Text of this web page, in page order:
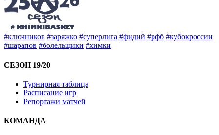
#ключников #заряжко #суперлига #фидий #рфб #кубокроссии
#шарапов #болельщики #химки
СЕЗОН 19/20
Турнирная таблица
Расписание игр
Репортажи матчей
КОМАНДА